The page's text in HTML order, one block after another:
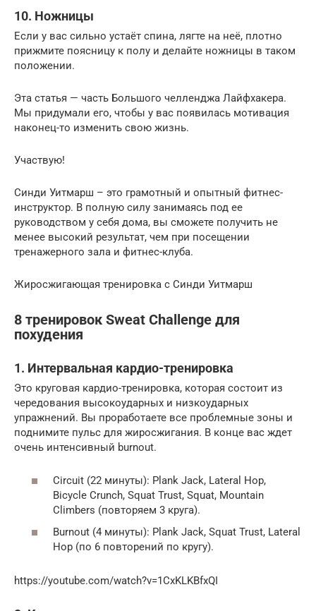
10. Ножницы
Если у вас сильно устаёт спина, лягте на неё, плотно
прижмите поясницу к полу и делайте ножницы в таком
положении.
Эта статья — часть Большого челленджа Лайфхакера.
Мы придумали его, чтобы у вас появилась мотивация
наконец-то изменить свою жизнь.
Участвую!
Синди Уитмарш – это грамотный и опытный фитнес-
инструктор. В полную силу занимаясь под ее
руководством у себя дома, вы сможете получить не
менее высокий результат, чем при посещении
тренажерного зала и фитнес-клуба.
Жиросжигающая тренировка с Синди Уитмарш
8 тренировок Sweat Challenge для
похудения
1. Интервальная кардио-тренировка
Это круговая кардио-тренировка, которая состоит из
чередования высокоударных и низкоударных
упражнений. Вы проработаете все проблемные зоны и
поднимите пульс для жиросжигания. В конце вас ждет
очень интенсивный burnout.
Circuit (22 минуты): Plank Jack, Lateral Hop,
Bicycle Crunch, Squat Trust, Squat, Mountain
Climbers (повторяем 3 круга).
Burnout (4 минуты): Plank Jack, Squat Trust, Lateral
Hop (по 6 повторений по кругу).
https://youtube.com/watch?v=1CxKLKBfxQI